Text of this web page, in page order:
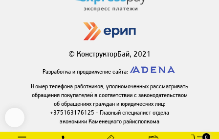
0
© КонструкторБай, 2021
Разработка и продвижение сайта:
Номер телефона работников, уполномоченных рассматривать
обращения покупателей в соответствии с законодательством
об обращениях граждан и юридических лиц:
+375163176125 - Главный специалист отдела
экономики Каменецкого райисполкома